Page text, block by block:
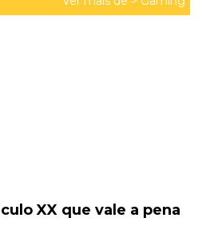
XX que vale a pena